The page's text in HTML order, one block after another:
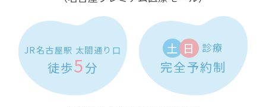
JR名古屋駅 太閤通り口
徒歩5分
土 日 診療
完全予約制